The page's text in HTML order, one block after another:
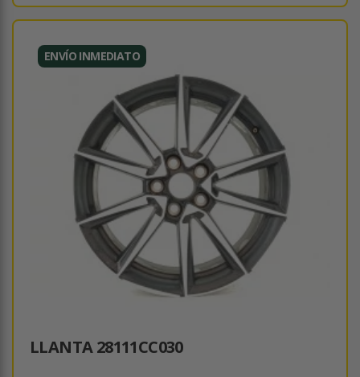
ENVÍO INMEDIATO
LLANTA 28111CC030